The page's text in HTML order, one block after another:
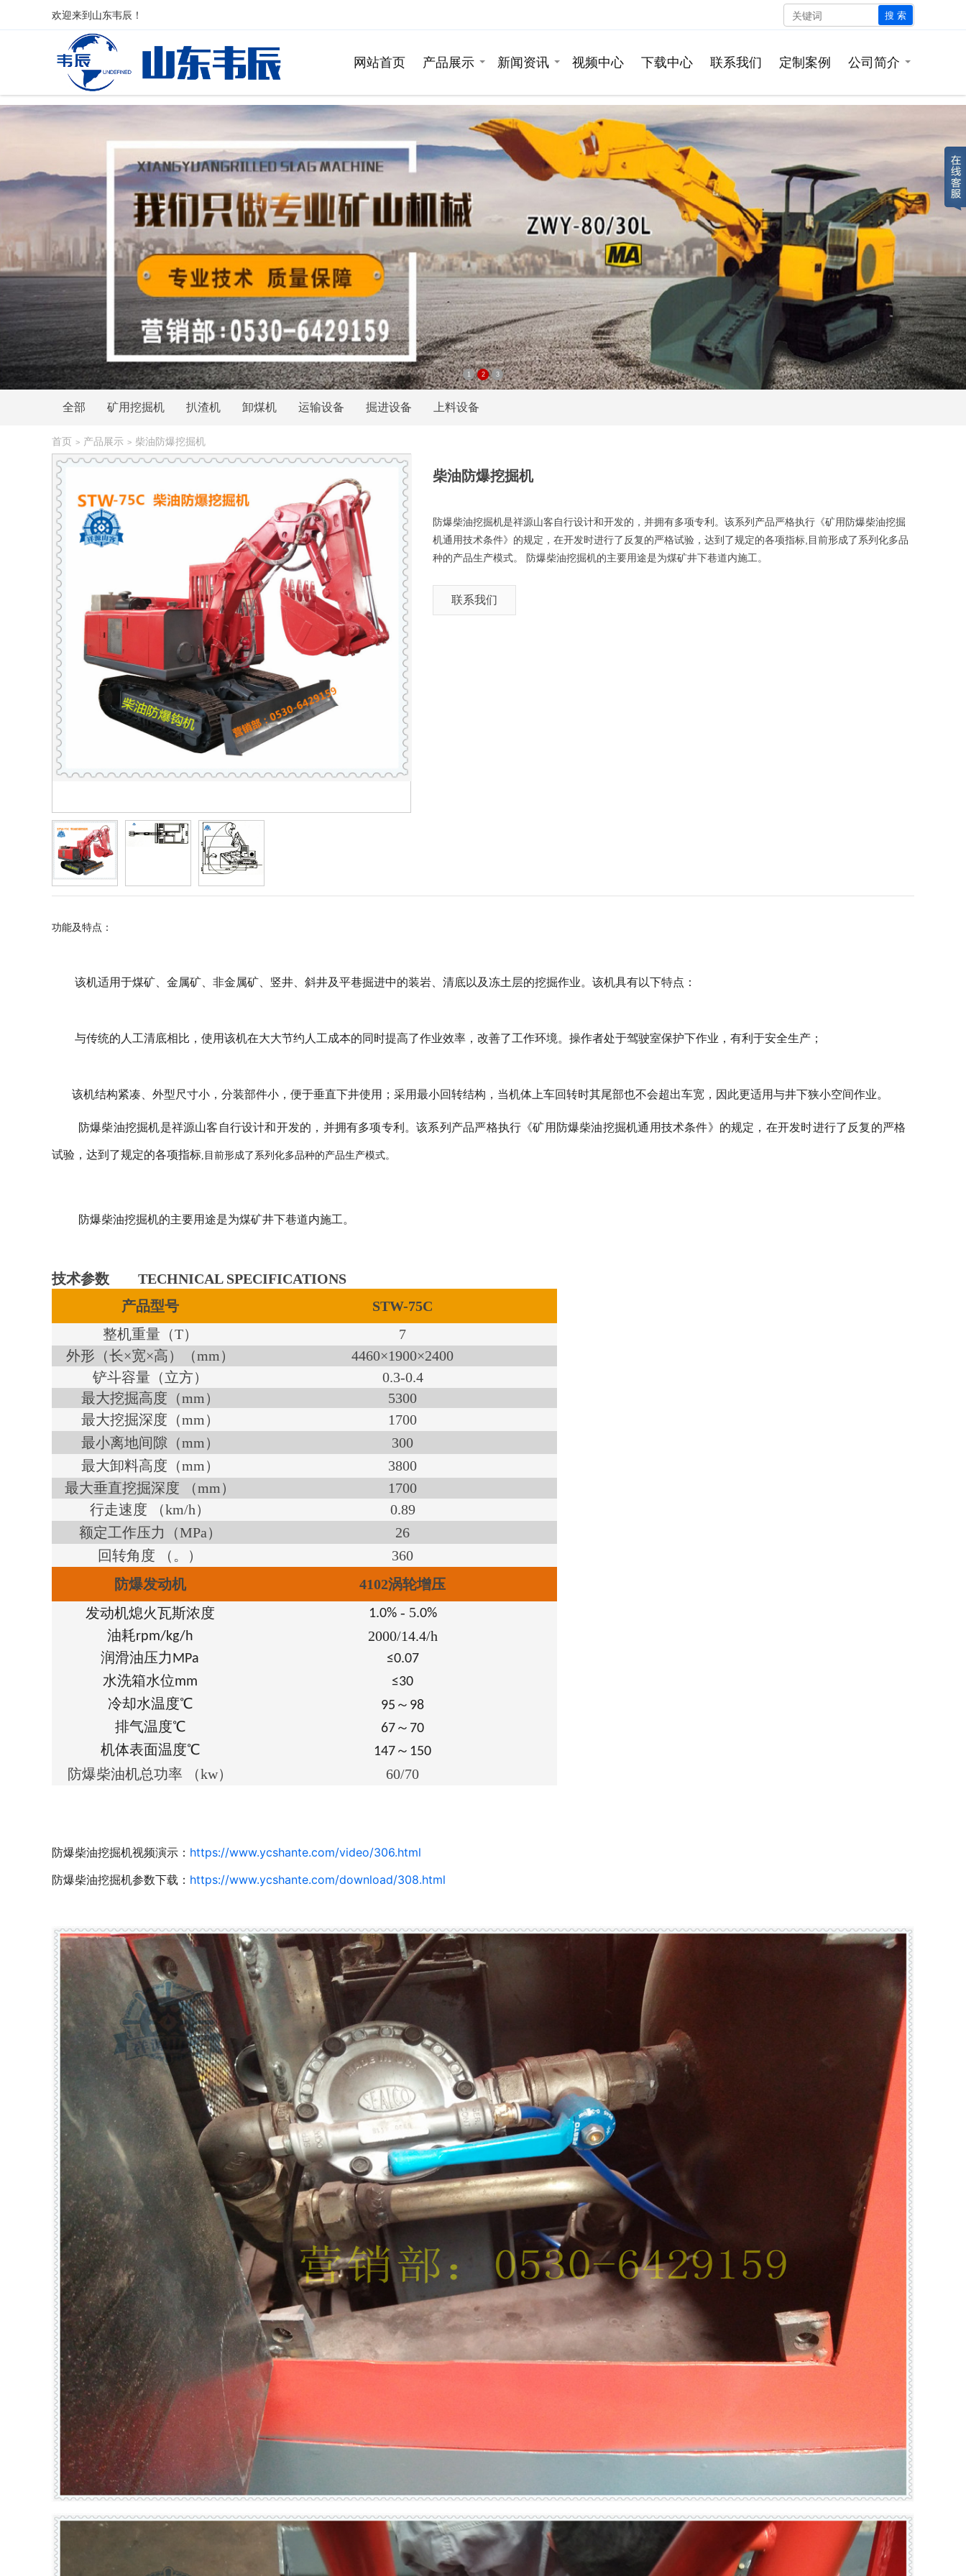
欢迎来到 山东韦辰 ！ 搜 索
网站首页 产品展示 新闻资讯 视频中心 下载中心 联系我们 定制案例 公司简介
1 2 3
全部 矿用挖掘机 扒渣机 卸煤机 运输设备 掘进设备 上料设备
首页 > 产品展示 > 柴油防爆挖掘机
柴油防爆挖掘机
防爆柴油挖掘机是祥源山客自行设计和开发的，并拥有多项专利。该系列产品严格执行《矿用防爆柴油挖掘
机通用技术条件》的规定，在开发时进行了反复的严格试验，达到了规定的各项指标,目前形成了系列化多品
种的产品生产模式。 防爆柴油挖掘机的主要用途是为煤矿井下巷道内施工。
联系我们
功能及特点：
该机适用于煤矿、金属矿、非金属矿、竖井、斜井及平巷掘进中的装岩、清底以及冻土层的挖掘作业。该机具有以下特点：
与传统的人工清底相比，使用该机在大大节约人工成本的同时提高了作业效率，改善了工作环境。操作者处于驾驶室保护下作业，有利于安全生产；
该机结构紧凑、外型尺寸小，分装部件小，便于垂直下井使用；采用最小回转结构，当机体上车回转时其尾部也不会超出车宽，因此更适用与井下狭小空间作业。
防爆柴油挖掘机是祥源山客自行设计和开发的，并拥有多项专利。该系列产品严格执行《矿用防爆柴油挖掘机通用技术条件》的规定，在开发时进行了反复的严格
试验，达到了规定的各项指标,目前形成了系列化多品种的产品生产模式。
防爆柴油挖掘机的主要用途是为煤矿井下巷道内施工。
技术参数 TECHNICAL SPECIFICATIONS
产品型号
STW-75C
整机重量（T）
7
外形 （长×宽×高） （mm）
4460×1900×2400
铲斗容量（立方）
0.3-0.4
最大挖掘高度（mm）
5300
最大挖掘深度（mm）
1700
最小离地间隙（mm）
300
最大卸料高度（mm）
3800
最大垂直挖掘深度 （mm）
1700
行走速度 （km/h）
0.89
额定工作压力（MPa）
26
回转角度 （。）
360
防爆发动机
4102涡轮增压
发动机熄火瓦斯浓度
1.0% - 5.0%
油耗rpm/kg/h 2000/14.4/h
润滑油压力 MPa
≤0.07
水洗箱水位mm
≤30
冷却水温度℃ 95 ～ 98
排气温度℃ 67 ～ 70
机体表面温度℃ 147 ～ 150
防爆柴油机总功率 （kw） 60/70
防爆柴油挖掘机视频演示： https://www.ycshante.com/video/306.html
防爆柴油挖掘机参数下载： https://www.ycshante.com/download/308.html